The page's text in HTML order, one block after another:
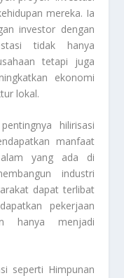
mereka. Ia
investor dengan
tidak hanya
tetapi juga
ekonomi
lokal.
hilirisasi
manfaat
yang ada di
industri
dapat terlibat
pekerjaan
hanya menjadi
seperti Himpunan